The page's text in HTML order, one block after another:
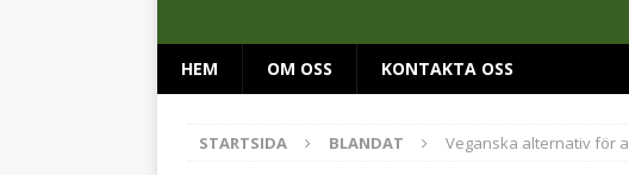
HEM OM OSS KONTAKTA OSS
STARTSIDA BLANDAT Veganska alternativ för